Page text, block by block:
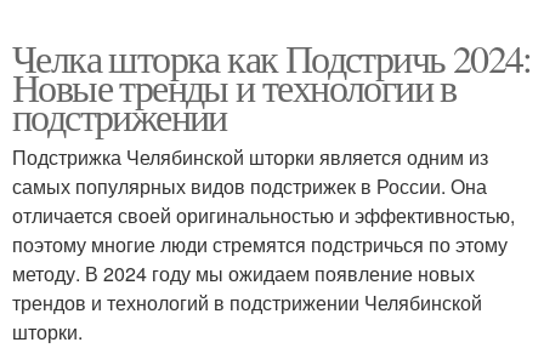
Челка шторка как Подстричь 2024:
Новые тренды и технологии в
подстрижении
Подстрижка Челябинской шторки является одним из
самых популярных видов подстрижек в России. Она
отличается своей оригинальностью и эффективностью,
поэтому многие люди стремятся подстричься по этому
методу. В 2024 году мы ожидаем появление новых
трендов и технологий в подстрижении Челябинской
шторки.